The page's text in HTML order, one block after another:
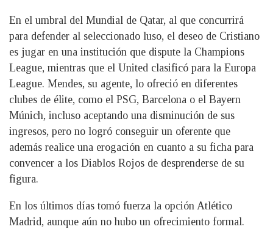
En el umbral del Mundial de Qatar, al que concurrirá
para defender al seleccionado luso, el deseo de Cristiano
es jugar en una institución que dispute la Champions
League, mientras que el United clasificó para la Europa
League. Mendes, su agente, lo ofreció en diferentes
clubes de élite, como el PSG, Barcelona o el Bayern
Múnich, incluso aceptando una disminución de sus
ingresos, pero no logró conseguir un oferente que
además realice una erogación en cuanto a su ficha para
convencer a los Diablos Rojos de desprenderse de su
figura.
En los últimos días tomó fuerza la opción Atlético
Madrid, aunque aún no hubo un ofrecimiento formal.